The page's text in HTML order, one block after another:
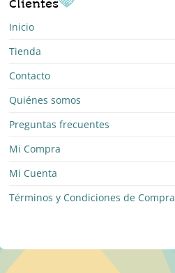
Clientes
Inicio
Tienda
Contacto
Quiénes somos
Preguntas frecuentes
Mi Compra
Mi Cuenta
Términos y Condiciones de Compra